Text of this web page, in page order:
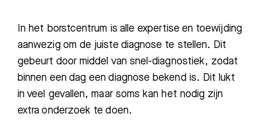
In het borstcentrum is alle expertise en toewijding
aanwezig om de juiste diagnose te stellen. Dit
gebeurt door middel van snel-diagnostiek, zodat
binnen een dag een diagnose bekend is. Dit lukt
in veel gevallen, maar soms kan het nodig zijn
extra onderzoek te doen.